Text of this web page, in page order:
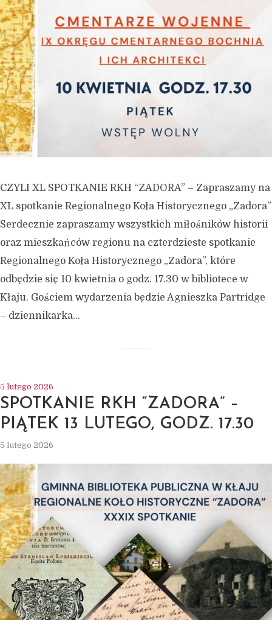
CZYLI XL SPOTKANIE RKH “ZADORA” – Zapraszamy na
XL spotkanie Regionalnego Koła Historycznego „Zadora”
Serdecznie zapraszamy wszystkich miłośników historii
oraz mieszkańców regionu na czterdzieste spotkanie
Regionalnego Koła Historycznego „Zadora”, które
odbędzie się 10 kwietnia o godz. 17.30 w bibliotece w
Kłaju. Gościem wydarzenia będzie Agnieszka Partridge
– dziennikarka...
5 lutego 2026
SPOTKANIE RKH “ZADORA” –
PIĄTEK 13 LUTEGO, GODZ. 17.30
5 lutego 2026